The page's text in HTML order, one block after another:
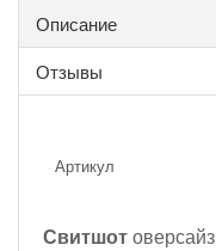
Описание
Отзывы
Артикул
Свитшот оверсайз